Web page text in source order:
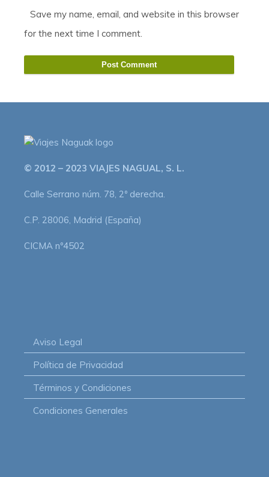
Save my name, email, and website in this browser
for the next time I comment.
© 2012 – 2023 VIAJES NAGUAL, S. L.
Calle Serrano núm. 78, 2º derecha.
C.P. 28006, Madrid (España)
CICMA nº4502
Aviso Legal
Política de Privacidad
Términos y Condiciones
Condiciones Generales